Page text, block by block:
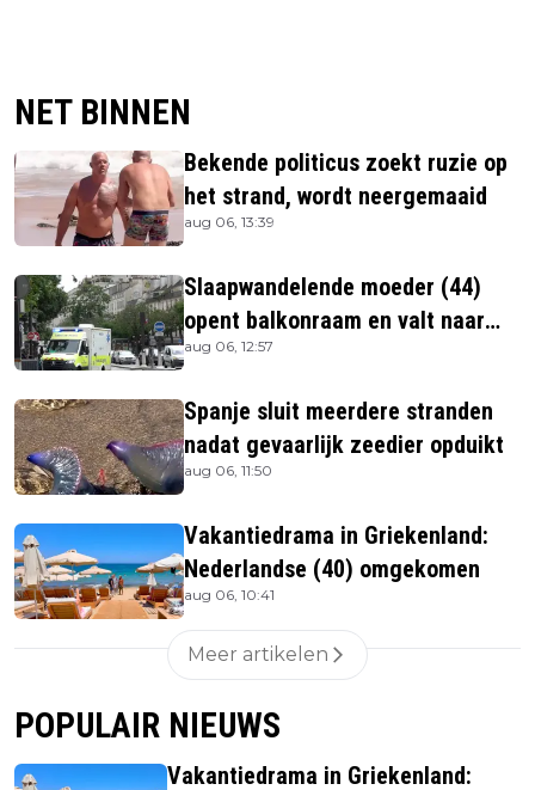
NET BINNEN
Bekende politicus zoekt ruzie op
het strand, wordt neergemaaid
aug 06, 13:39
Slaapwandelende moeder (44)
opent balkonraam en valt naar
beneden
aug 06, 12:57
Spanje sluit meerdere stranden
nadat gevaarlijk zeedier opduikt
aug 06, 11:50
Vakantiedrama in Griekenland:
Nederlandse (40) omgekomen
aug 06, 10:41
Meer artikelen
POPULAIR NIEUWS
Vakantiedrama in Griekenland: